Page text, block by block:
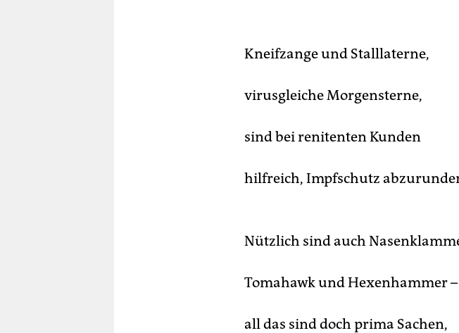
Kneifzange und Stalllaterne,
virusgleiche Morgensterne,
sind bei renitenten Kunden
hilfreich, Impfschutz
Nützlich sind auch
Tomahawk und Hexenhammer –
all das sind doch prima Sachen,